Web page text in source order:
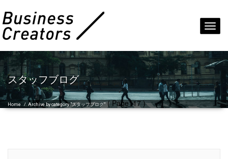
スタッフブログ
Home /Archive by category "スタッフブログ"( Page117 )